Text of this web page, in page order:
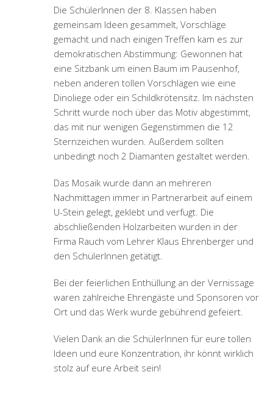
Die SchülerInnen der 8. Klassen haben
gemeinsam Ideen gesammelt, Vorschläge
gemacht und nach einigen Treffen kam es zur
demokratischen Abstimmung: Gewonnen hat
eine Sitzbank um einen Baum im Pausenhof,
neben anderen tollen Vorschlägen wie eine
Dinoliege oder ein Schildkrötensitz. Im nächsten
Schritt wurde noch über das Motiv abgestimmt,
das mit nur wenigen Gegenstimmen die 12
Sternzeichen wurden. Außerdem sollten
unbedingt noch 2 Diamanten gestaltet werden.
Das Mosaik wurde dann an mehreren
Nachmittagen immer in Partnerarbeit auf einem
U-Stein gelegt, geklebt und verfugt. Die
abschließenden Holzarbeiten wurden in der
Firma Rauch vom Lehrer Klaus Ehrenberger und
den SchülerInnen getätigt.
Bei der feierlichen Enthüllung an der Vernissage
waren zahlreiche Ehrengäste und Sponsoren vor
Ort und das Werk wurde gebührend gefeiert.
Vielen Dank an die SchülerInnen für eure tollen
Ideen und eure Konzentration, ihr könnt wirklich
stolz auf eure Arbeit sein!